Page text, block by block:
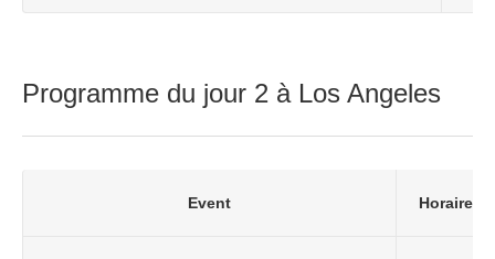
Programme du jour 2 à Los Angeles
Event Horaires